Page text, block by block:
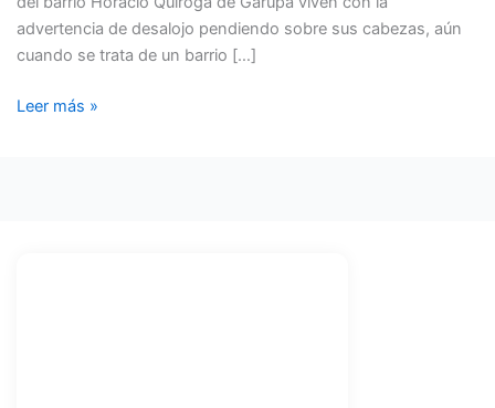
advertencia de desalojo pendiendo sobre sus cabezas, aún
cuando se trata de un barrio […]
DESALOJADO
Leer más »